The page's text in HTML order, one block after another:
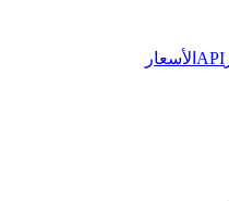
API الأسعار